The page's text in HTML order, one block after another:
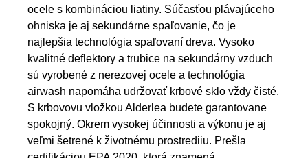
ocele s kombináciou liatiny. Súčasťou plávajúceho
ohniska je aj sekundárne spaľovanie, čo je
najlepšia technológia spaľovaní dreva. Vysoko
kvalitné deflektory a trubice na sekundárny vzduch
sú vyrobené z nerezovej ocele a technológia
airwash napomáha udržovať krbové sklo vždy čisté.
S krbovovu vložkou Alderlea budete garantovane
spokojný. Okrem vysokej účinnosti a výkonu je aj
veľmi šetrené k životnému prostrediiu. Prešla